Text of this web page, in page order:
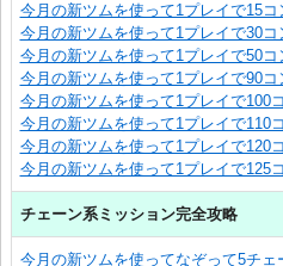
今月の新ツムを使って1プレイで15コ
今月の新ツムを使って1プレイで30コ
今月の新ツムを使って1プレイで50コ
今月の新ツムを使って1プレイで90コ
今月の新ツムを使って1プレイで100
今月の新ツムを使って1プレイで110
今月の新ツムを使って1プレイで120
今月の新ツムを使って1プレイで125
チェーン系ミッション完全攻略
今月の新ツムを使ってなぞって5チェ